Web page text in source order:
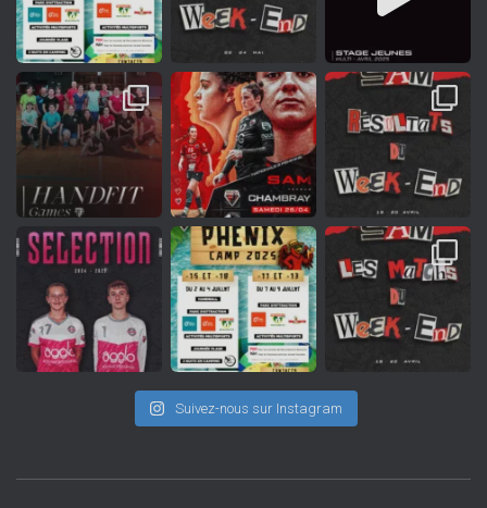
Suivez-nous sur Instagram